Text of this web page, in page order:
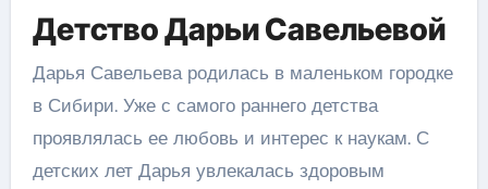
Детство Дарьи Савельевой
Дарья Савельева родилась в маленьком городке
в Сибири. Уже с самого раннего детства
проявлялась ее любовь и интерес к наукам. С
детских лет Дарья увлекалась здоровым